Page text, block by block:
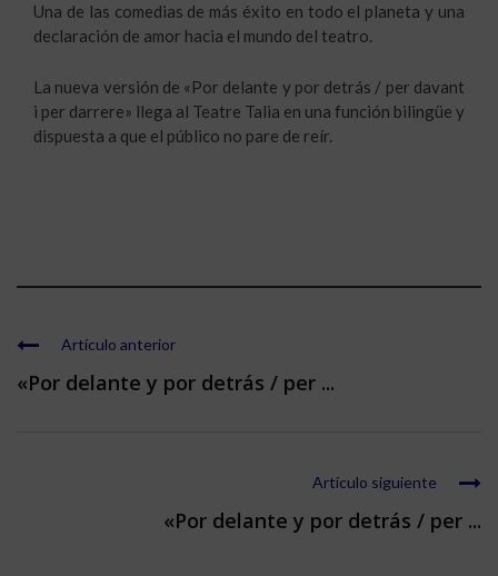
Una de las comedias de más éxito en todo el planeta y una
declaración de amor hacia el mundo del teatro.
La nueva versión de «Por delante y por detrás / per davant
i per darrere» llega al Teatre Talia en una función bilingüe y
dispuesta a que el público no pare de reír.
Artículo anterior
«Por delante y por detrás / per ...
Artículo siguiente
«Por delante y por detrás / per ...